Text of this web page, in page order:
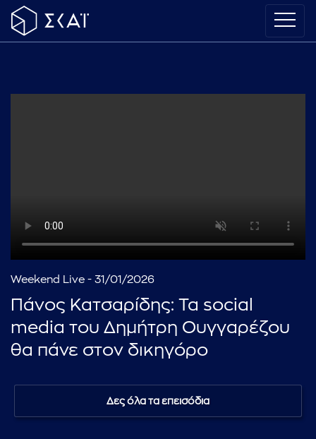
Weekend Live - 31/01/2026
Πάνος Κατσαρίδης: Τα social
media του Δημήτρη Ουγγαρέζου
θα πάνε στον δικηγόρο
Δες όλα τα επεισόδια